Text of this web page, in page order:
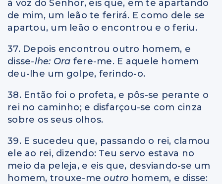
à voz do Senhor, eis que, em te apartando
de mim, um leão te ferirá. E como dele se
apartou, um leão o encontrou e o feriu.
37. Depois encontrou outro homem, e
disse-lhe: Ora fere-me. E aquele homem
deu-lhe um golpe, ferindo-o.
38. Então foi o profeta, e pôs-se perante o
rei no caminho; e disfarçou-se com cinza
sobre os seus olhos.
39. E sucedeu que, passando o rei, clamou
ele ao rei, dizendo: Teu servo estava no
meio da peleja, e eis que, desviando-se um
homem, trouxe-meoutro homem, e disse: